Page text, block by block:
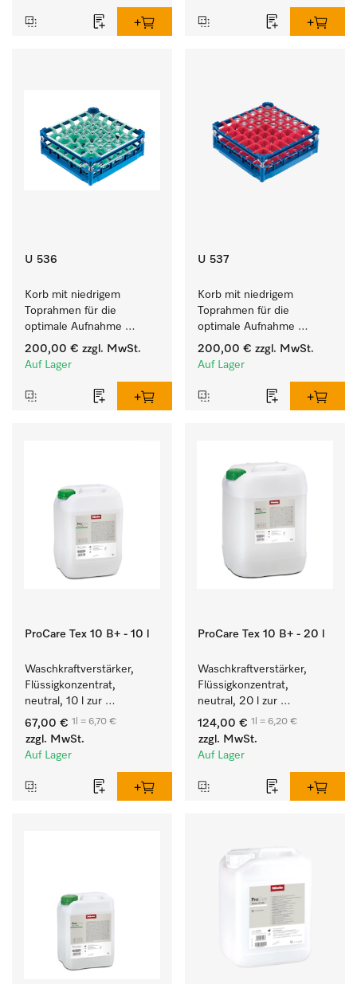
U 536
Korb mit niedrigem
Toprahmen für die
optimale Aufnahme
von 36 Gläsern bis 20 cm
Höhe.
200,00 € zzgl. MwSt.
Auf Lager
U 537
Korb mit niedrigem
Toprahmen für die
optimale Aufnahme
von 49 Gläsern bis 20 cm
Höhe.
200,00 € zzgl. MwSt.
Auf Lager
ProCare Tex 10 B+ - 10 l
Waschkraftverstärker,
Flüssigkonzentrat,
neutral, 10 l zur
wirksamen Entfernung
von Fettverschmutzungen.
67,00 € 1l = 6,70 €
zzgl. MwSt.
Auf Lager
ProCare Tex 10 B+ - 20 l
Waschkraftverstärker,
Flüssigkonzentrat,
neutral, 20 l zur
wirksamen Entfernung
von Fettverschmutzungen.
124,00 € 1l = 6,20 €
zzgl. MwSt.
Auf Lager